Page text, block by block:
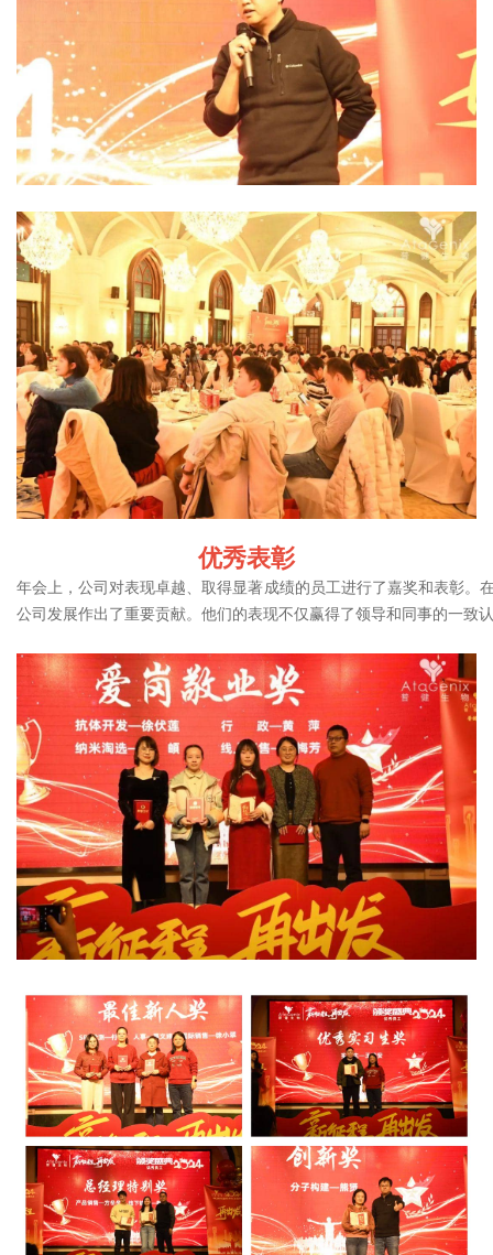
优秀表彰
年会上，公司对表现卓越、取得显著成绩的员工进行了嘉奖和表彰
公司发展作出了重要贡献。他们的表现不仅赢得了领导和同事的一致